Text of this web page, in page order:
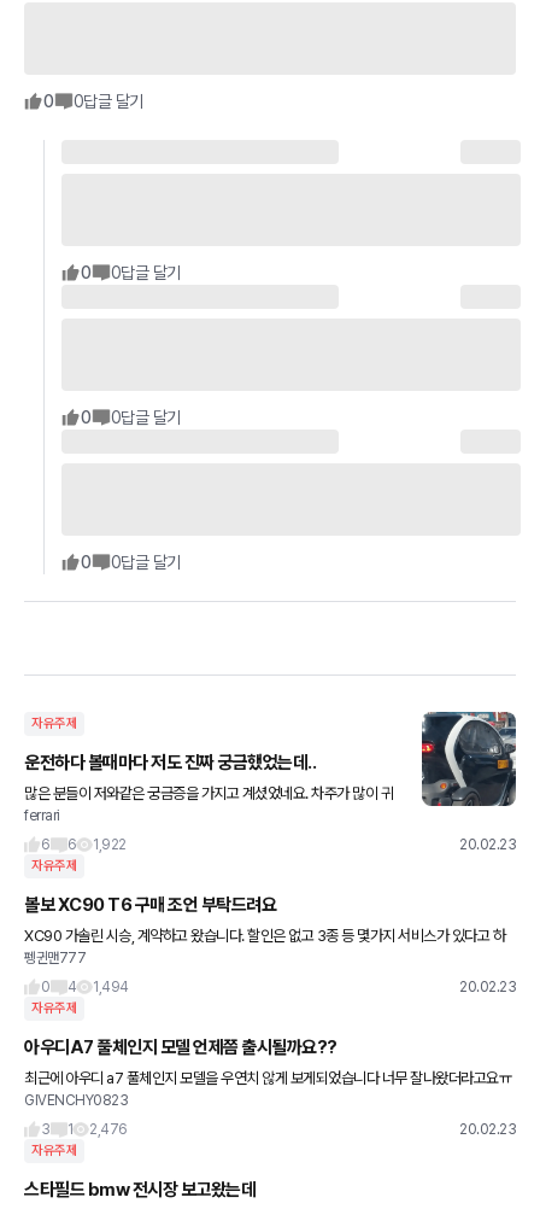
0 0답글 달기
0 0답글 달기
0 0답글 달기
0 0답글 달기
자유주제
운전하다 볼때마다 저도 진짜 궁금했었는데..
많은 분들이 저와같은 궁금증을 가지고 계셨었네요. 차주가 많이 귀
찮으셨던듯..
ferrari
6
6 1,922 20.02.23
자유주제
볼보 XC90 T6 구매 조언 부탁드려요
XC90 가솔린 시승, 계약하고 왔습니다. 할인은 없고 3종 등 몇가지 서비스가 있다고 하
네요. 1. 그런데 겟차보니 현금할인이 110만원이라는데 어떤 건가요? 2. 그리고 서비스가
딜러마다
펭귄맨777
0
4 1,494 20.02.23
자유주제
아우디A7 풀체인지 모델 언제쯤 출시될까요??
최근에 아우디 a7 풀체인지 모델을 우연치 않게 보게되었습니다 너무 잘나왔더라고요ㅠ
가격은 좀 나오지만 언제출시될까요ㅠㅠ 그가격대면 혹시 다른차 추천좀 부탁드립니다
ㅠㅠ
GIVENCHY0823
3
1 2,476 20.02.23
자유주제
스타필드 bmw 전시장 보고왔는데